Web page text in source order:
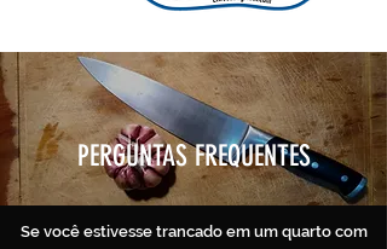
PERGUNTAS FREQUENTES
Se você estivesse trancado em um quarto com